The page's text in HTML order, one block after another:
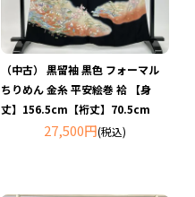
（中古） 黒留袖 黒色 フォーマル
ちりめん 金糸 平安絵巻 袷 【身
丈】156.5cm【裄丈】70.5cm
27,500円(税込)